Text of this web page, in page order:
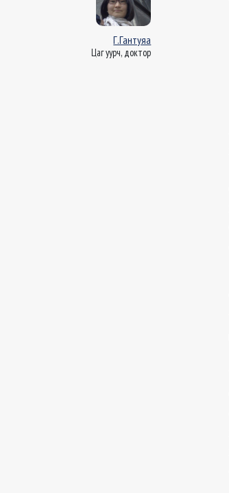
Г.Гантуяа
Цаг уурч, доктор